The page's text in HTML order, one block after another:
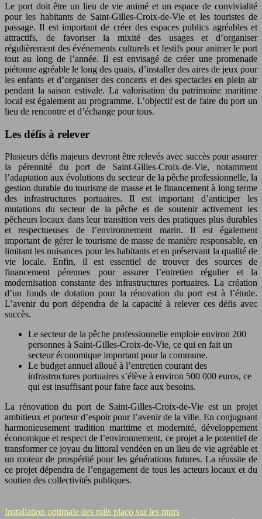
Le port doit être un lieu de vie animé et un espace de convivialité
pour les habitants de Saint-Gilles-Croix-de-Vie et les touristes de
passage. Il est important de créer des espaces publics agréables et
attractifs, de favoriser la mixité des usages et d’organiser
régulièrement des événements culturels et festifs pour animer le port
tout au long de l’année. Il est envisagé de créer une promenade
piétonne agréable le long des quais, d’installer des aires de jeux pour
les enfants et d’organiser des concerts et des spectacles en plein air
pendant la saison estivale. La valorisation du patrimoine maritime
local est également au programme. L’objectif est de faire du port un
lieu de rencontre et d’échange pour tous.
Les défis à relever
Plusieurs défis majeurs devront être relevés avec succès pour assurer
la pérennité du port de Saint-Gilles-Croix-de-Vie, notamment
l’adaptation aux évolutions du secteur de la pêche professionnelle, la
gestion durable du tourisme de masse et le financement à long terme
des infrastructures portuaires. Il est important d’anticiper les
mutations du secteur de la pêche et de soutenir activement les
pêcheurs locaux dans leur transition vers des pratiques plus durables
et respectueuses de l’environnement marin. Il est également
important de gérer le tourisme de masse de manière responsable, en
limitant les nuisances pour les habitants et en préservant la qualité de
vie locale. Enfin, il est essentiel de trouver des sources de
financement pérennes pour assurer l’entretien régulier et la
modernisation constante des infrastructures portuaires. La création
d’un fonds de dotation pour la rénovation du port est à l’étude.
L’avenir du port dépendra de la capacité à relever ces défis avec
succès.
Le secteur de la pêche professionnelle emploie environ 200
personnes à Saint-Gilles-Croix-de-Vie, ce qui en fait un
secteur économique important pour la commune.
Le budget annuel alloué à l’entretien courant des
infrastructures portuaires s’élève à environ 500 000 euros, ce
qui est insuffisant pour faire face aux besoins.
La rénovation du port de Saint-Gilles-Croix-de-Vie est un projet
ambitieux et porteur d’espoir pour l’avenir de la ville. En conjuguant
harmonieusement tradition maritime et modernité, développement
économique et respect de l’environnement, ce projet a le potentiel de
transformer ce joyau du littoral vendéen en un lieu de vie agréable et
un moteur de prospérité pour les générations futures. La réussite de
ce projet dépendra de l’engagement de tous les acteurs locaux et du
soutien des collectivités publiques.
Installation optimale des rails placo sur les murs